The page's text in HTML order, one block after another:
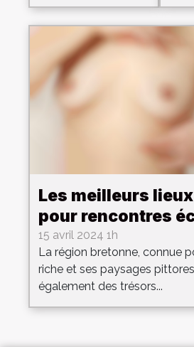
Les meilleurs
pour rencontres
en Bretagne
15 avril 2024 1h
La région bretonne, connue
riche et ses paysages
également des trésors...